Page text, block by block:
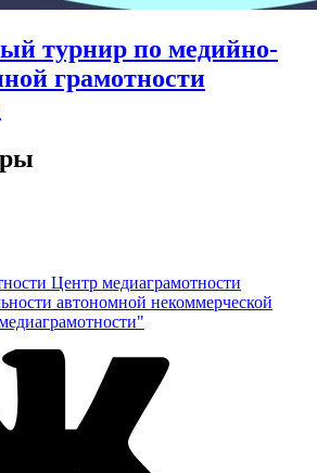
турнир по медийно-
грамотности
Центр медиаграмотности
автономной некоммерческой